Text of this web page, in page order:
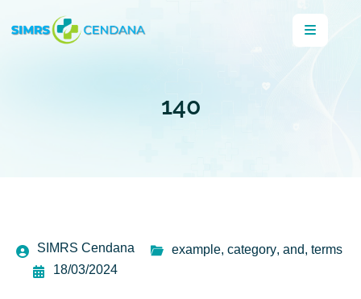
140
SIMRS Cendana example, category, and, terms
18/03/2024